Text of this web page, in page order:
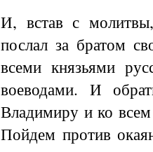
И, встав с
послал за братом
всеми князьями
воеводами. И
Владимиру и ко
Пойдем против